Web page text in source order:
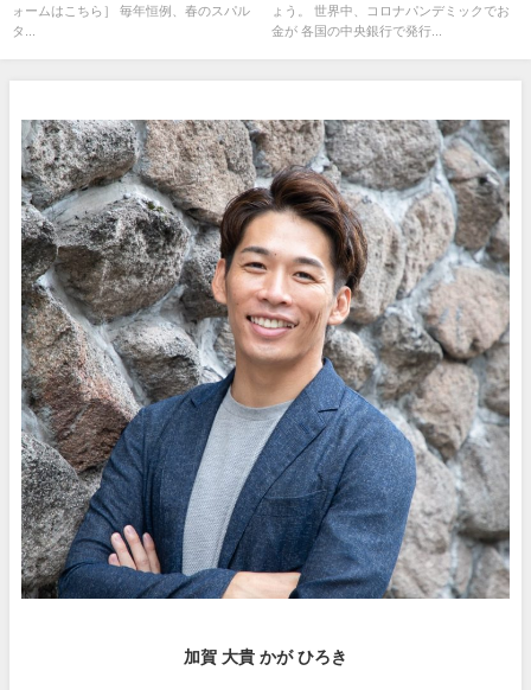
ォームはこちら］ 毎年恒例、春のスパル
タ...
ょう。 世界中、コロナパンデミックでお
金が 各国の中央銀行で発行...
加賀 大貴 かが ひろき